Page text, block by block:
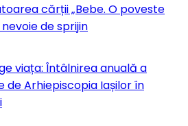
cărții „Bebe. O poveste
de sprijin
viața: Întâlnirea anuală a
de Arhiepiscopia Iașilor în